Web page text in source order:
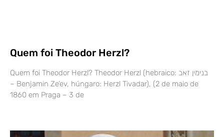
Quem foi Theodor Herzl?
Quem foi Theodor Herzl? Theodor Herzl (hebraico: בנימין זאב
– Benjamin Ze’ev, húngaro: Herzl Tivadar), (2 de maio de
1860 em Praga – 3 de